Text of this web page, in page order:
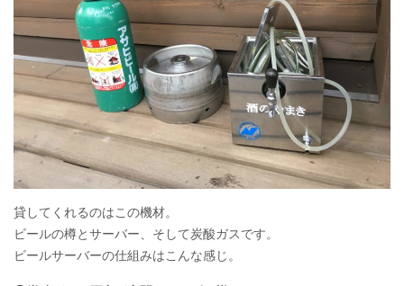
貸してくれるのはこの機材。
ビールの樽とサーバー、そして炭酸ガスです。
ビールサーバーの仕組みはこんな感じ。